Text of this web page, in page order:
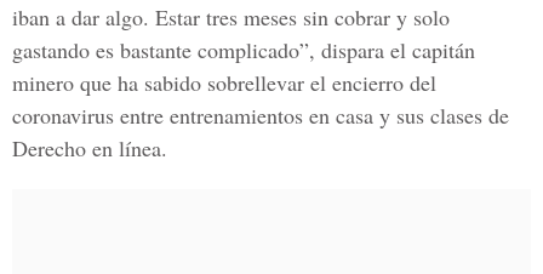
iban a dar algo. Estar tres meses sin cobrar y solo
gastando es bastante complicado”, dispara el capitán
minero que ha sabido sobrellevar el encierro del
coronavirus entre entrenamientos en casa y sus clases de
Derecho en línea.